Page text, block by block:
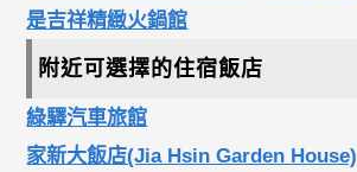
是吉祥精緻火鍋館
附近可選擇的住宿飯店
綠驛汽車旅館
家新大飯店(Jia Hsin Garden House)